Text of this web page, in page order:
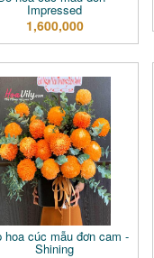
Impressed
1,600,000
hoa cúc mẫu đơn cam -
Shining